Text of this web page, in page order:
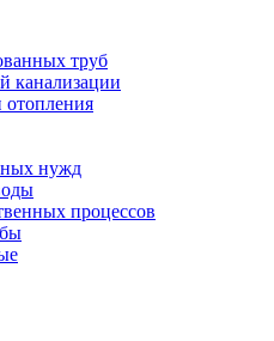
труб
канализации
отопления
нужд
процессов